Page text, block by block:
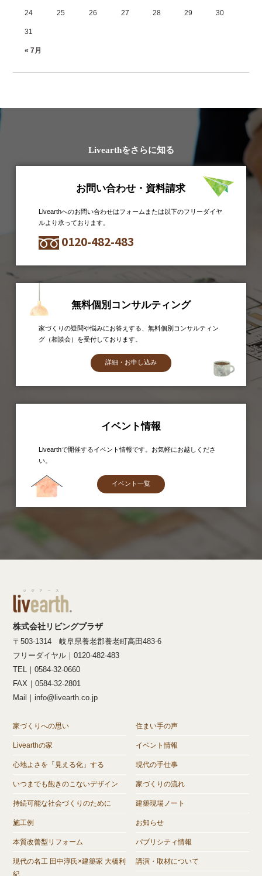
« 7月
24 25 26 27 28 29 30
31
Livearthをさらに知る
お問い合わせ・資料請求
Livearthへのお問い合わせはフォームまたは以下のフリーダイヤ
ルより承っております。
0120-482-483
無料個別コンサルティング
家づくりの疑問や悩みにお答えする、無料個別コンサルティン
グ（相談会）を受付しております。
詳細・お申し込み
イベント情報
Livearthで開催するイベント情報です。お気軽にお越しくださ
い。
イベント一覧
株式会社リビングプラザ
〒503-1314 岐阜県養老郡養老町高田483-6
フリーダイヤル｜0120-482-483
TEL｜0584-32-0660
FAX｜0584-32-2801
Mail｜info@livearth.co.jp
家づくりへの思い
Livearthの家
心地よさを「見える化」する
いつまでも飽きのこないデザイン
持続可能な社会づくりのために
施工例
本質改善型リフォーム
現代の名工 田中淳氏×建築家 大橋利
紀
住まい手の声
イベント情報
現代の手仕事
家づくりの流れ
建築現場ノート
お知らせ
パブリシティ情報
講演・取材について